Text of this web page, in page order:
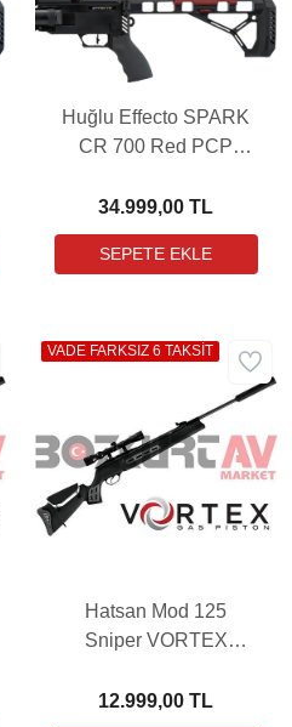
Huğlu Effecto SPARK
CR 700 Red PCP
34.999,00 TL
Hatsan Mod 125
Sniper VORTEX
12.999,00 TL
VADE FARKSIZ 6 TAKSİT